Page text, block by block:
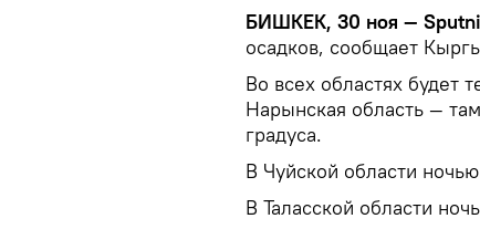
БИШКЕК, 30 ноя —
осадков, сообщает
Во всех областях будет
Нарынская область —
градуса.
В Чуйской области
В Таласской области